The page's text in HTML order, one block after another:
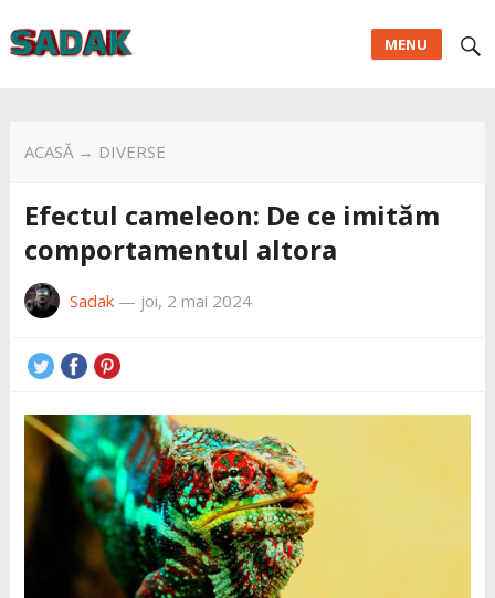
MENU
ACASĂ→ DIVERSE
Efectul cameleon: De ce imităm
comportamentul altora
Sadak— joi, 2 mai 2024